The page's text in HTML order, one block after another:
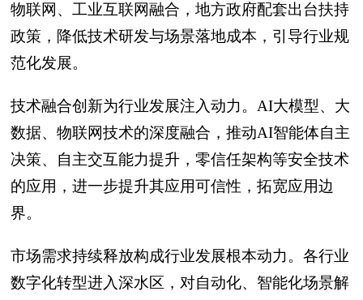
物联网、工业互联网融合，地方政府配套出台扶持
政策，降低技术研发与场景落地成本，引导行业规
范化发展。
技术融合创新为行业发展注入动力。AI大模型、大
数据、物联网技术的深度融合，推动AI智能体自主
决策、自主交互能力提升，零信任架构等安全技术
的应用，进一步提升其应用可信性，拓宽应用边
界。
市场需求持续释放构成行业发展根本动力。各行业
数字化转型进入深水区，对自动化、智能化场景解